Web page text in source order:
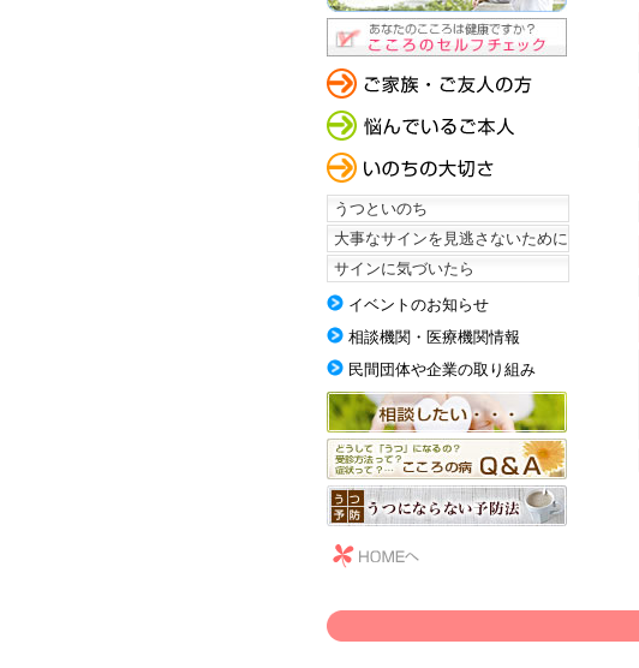
うつといのち
大事なサインを見逃さないために
サインに気づいたら
イベントのお知らせ
相談機関・医療機関情報
民間団体や企業の取り組み